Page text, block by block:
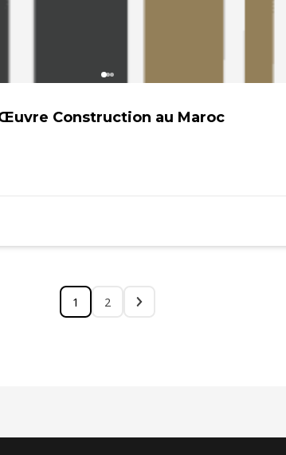
Construction au Maroc
1 2